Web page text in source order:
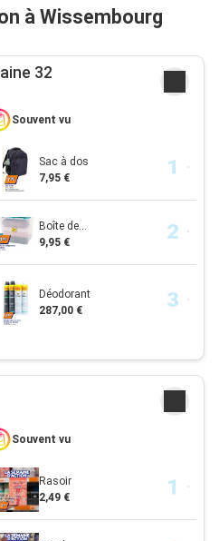
à Wissembourg
32
Souvent vu
Sac à dos
7,95 €
Boîte de...
9,95 €
Déodorant
287,00 €
Souvent vu
Rasoir
2,49 €